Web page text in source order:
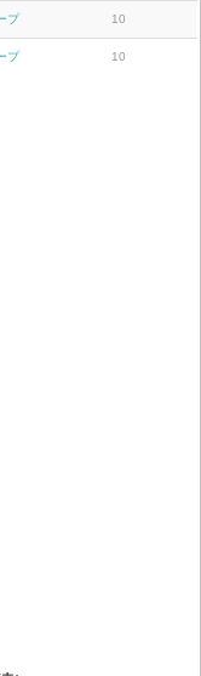
プ 10
プ 10